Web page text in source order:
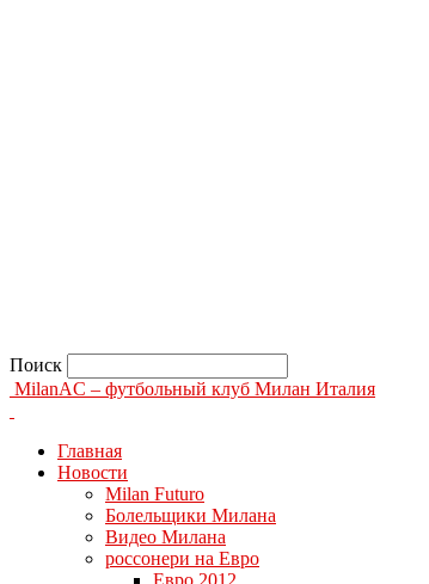
Поиск
MilanAC – футбольный клуб Милан Италия
Главная
Новости
Milan Futuro
Болельщики Милана
Видео Милана
россонери на Евро
Евро 2012